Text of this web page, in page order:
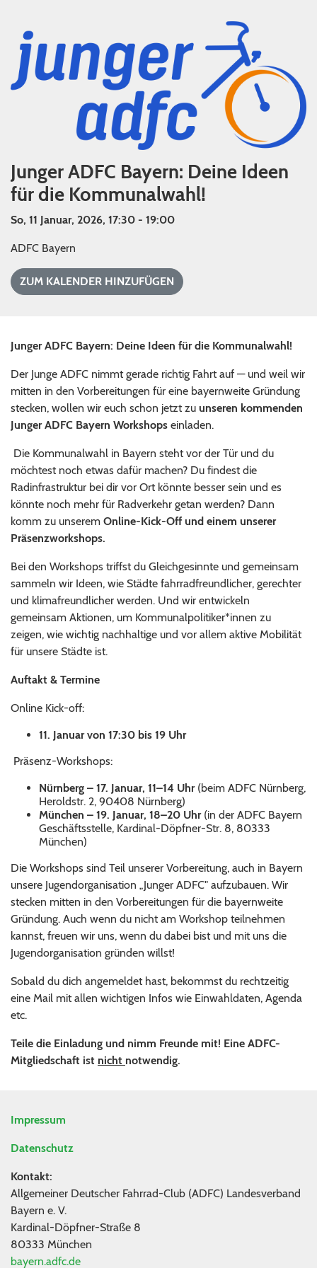
Junger ADFC Bayern: Deine Ideen
für die Kommunalwahl!
So, 11 Januar, 2026, 17:30 - 19:00
ADFC Bayern
ZUM KALENDER HINZUFÜGEN
Junger ADFC Bayern: Deine Ideen für die Kommunalwahl!
Der Junge ADFC nimmt gerade richtig Fahrt auf — und weil wir
mitten in den Vorbereitungen für eine bayernweite Gründung
stecken, wollen wir euch schon jetzt zu unseren kommenden
Junger ADFC Bayern Workshops einladen.
Die Kommunalwahl in Bayern steht vor der Tür und du
möchtest noch etwas dafür machen? Du findest die
Radinfrastruktur bei dir vor Ort könnte besser sein und es
könnte noch mehr für Radverkehr getan werden? Dann
komm zu unserem Online-Kick-Off und einem unserer
Präsenzworkshops.
Bei den Workshops triffst du Gleichgesinnte und gemeinsam
sammeln wir Ideen, wie Städte fahrradfreundlicher, gerechter
und klimafreundlicher werden. Und wir entwickeln
gemeinsam Aktionen, um Kommunalpolitiker*innen zu
zeigen, wie wichtig nachhaltige und vor allem aktive Mobilität
für unsere Städte ist.
Auftakt & Termine
Online Kick-off:
11. Januar von 17:30 bis 19 Uhr
Präsenz-Workshops:
Nürnberg – 17. Januar, 11–14 Uhr (beim ADFC Nürnberg,
Heroldstr. 2, 90408 Nürnberg)
München – 19. Januar, 18–20 Uhr (in der ADFC Bayern
Geschäftsstelle, Kardinal-Döpfner-Str. 8, 80333
München)
Die Workshops sind Teil unserer Vorbereitung, auch in Bayern
unsere Jugendorganisation „Junger ADFC" aufzubauen. Wir
stecken mitten in den Vorbereitungen für die bayernweite
Gründung. Auch wenn du nicht am Workshop teilnehmen
kannst, freuen wir uns, wenn du dabei bist und mit uns die
Jugendorganisation gründen willst!
Sobald du dich angemeldet hast, bekommst du rechtzeitig
eine Mail mit allen wichtigen Infos wie Einwahldaten, Agenda
etc.
Teile die Einladung und nimm Freunde mit! Eine ADFC-
Mitgliedschaft ist nicht notwendig.
Impressum
Datenschutz
Kontakt:
Allgemeiner Deutscher Fahrrad-Club (ADFC) Landesverband
Bayern e. V.
Kardinal-Döpfner-Straße 8
80333 München
bayern.adfc.de